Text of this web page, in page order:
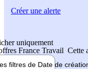
uniquement
France Travail Cette
filtres de Date de
Créer une alerte